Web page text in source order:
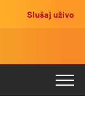
Slušaj uživo